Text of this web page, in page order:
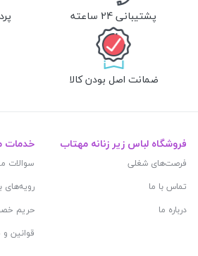
پشتیبانی 24 ساعته
ضمانت اصل بودن کالا
فروشگاه لباس زیر زنانه مهتاب
فرصت‌های شغلی
تماس با ما
درباره ما
خدمات
سوالات
رویه‌های
حریم
قوانین